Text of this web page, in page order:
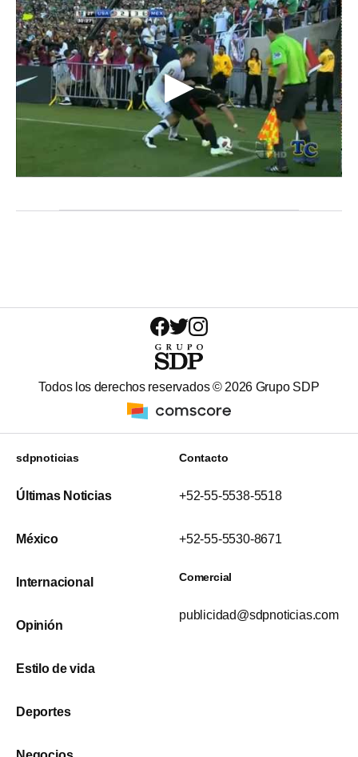
Todos los derechos reservados © 2026 Grupo SDP
sdpnoticias
Últimas Noticias
México
Internacional
Opinión
Estilo de vida
Deportes
Contacto
+52-55-5538-5518
+52-55-5530-8671
Comercial
publicidad@sdpnoticias.com